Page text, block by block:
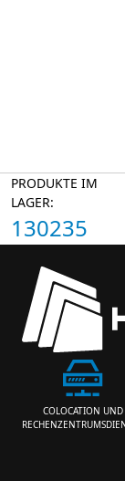
PRODUKTE IM
LAGER:
130235
COLOCATION UND